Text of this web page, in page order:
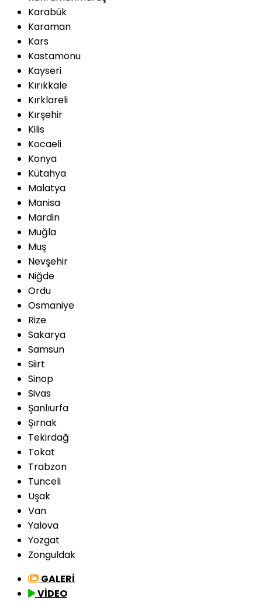
Karabük
Karaman
Kars
Kastamonu
Kayseri
Kırıkkale
Kırklareli
Kırşehir
Kilis
Kocaeli
Konya
Kütahya
Malatya
Manisa
Mardin
Muğla
Muş
Nevşehir
Niğde
Ordu
Osmaniye
Rize
Sakarya
Samsun
Siirt
Sinop
Sivas
Şanlıurfa
Şırnak
Tekirdağ
Tokat
Trabzon
Tunceli
Uşak
Van
Yalova
Yozgat
Zonguldak
GALERİ
VİDEO